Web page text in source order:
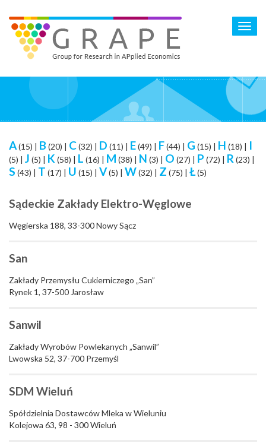
main
content
A(15) | B (20) | C(32) | D (11) | E(49) | F(44) | G (15) | H (18) | I
(5) | J (5) | K (58) | L (16) | M (38) | N (3) | O (27) | P (72) | R (23) |
S (43) | T (17) | U (15) | V(5) | W(32) | Z (75) | Ł(5)
Sądeckie Zakłady Elektro-Węglowe
Węgierska 188, 33-300 Nowy Sącz
San
Zakłady Przemysłu Cukierniczego „San”
Rynek 1, 37-500 Jarosław
Sanwil
Zakłady Wyrobów Powlekanych „Sanwil”
Lwowska 52, 37-700 Przemyśl
SDM Wieluń
Spółdzielnia Dostawców Mleka w Wieluniu
Kolejowa 63, 98 - 300 Wieluń